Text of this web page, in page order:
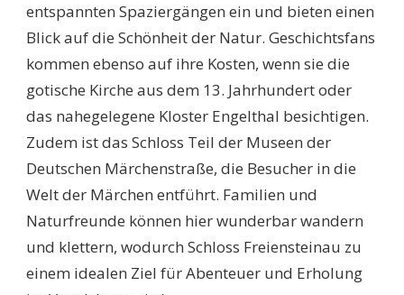
entspannten Spaziergängen ein und bieten einen
Blick auf die Schönheit der Natur. Geschichtsfans
kommen ebenso auf ihre Kosten, wenn sie die
gotische Kirche aus dem 13. Jahrhundert oder
das nahegelegene Kloster Engelthal besichtigen.
Zudem ist das Schloss Teil der Museen der
Deutschen Märchenstraße, die Besucher in die
Welt der Märchen entführt. Familien und
Naturfreunde können hier wunderbar wandern
und klettern, wodurch Schloss Freiensteinau zu
einem idealen Ziel für Abenteuer und Erholung